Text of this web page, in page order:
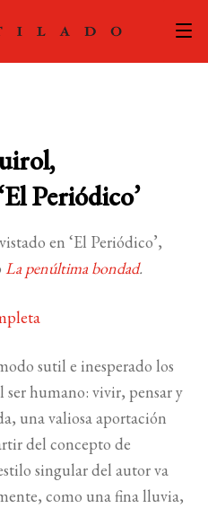
RIGHTS
CUENTA
LISTA DE LIBROS
Periódico’
en ‘El Periódico’,
La penúltima bondad.
sutil e inesperado los
humano: vivir, pensar y
una valiosa aportación
del concepto de
singular del autor va
como una fina lluvia,